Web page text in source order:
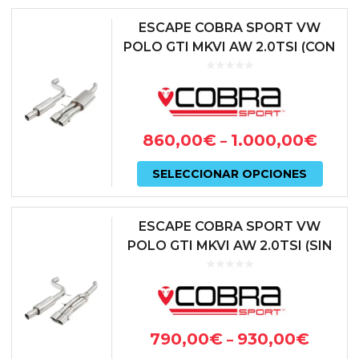
ESCAPE COBRA SPORT VW
POLO GTI MKVI AW 2.0TSI (CON
860,00€– 1.000,00€
SELECCIONAR OPCIONES
Este
ESCAPE COBRA SPORT VW
POLO GTI MKVI AW 2.0TSI (SIN
790,00€ – 930,00€